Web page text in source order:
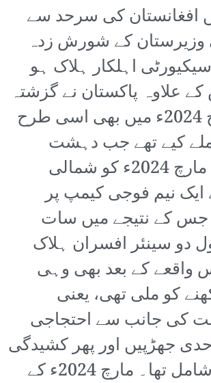
افغانستان کی سرحد سے
کے شورش زدہ
ضلع میں 16 سیکیورٹی اہلکار ہلاک ہو
علاوہ پاکستان نے گزشتہ
سال 18 مارچ 2024ء میں بھی اسی طرح
کیے تھے جب دہشت
گردوں نے 16 مارچ 2024ء کو شمالی
ایک نیم فوجی کیمپ پر
جس کے نتیجے میں سات
دو سینئر افسران ہلاک
واقعے کے بعد بھی وہی
کو ملی تھی، یعنی
کی جانب سے احتجاجی
جھڑپیں اور پھر کشیدگی
میں کمی آنا شامل تھا۔ مارچ 2024ء کے